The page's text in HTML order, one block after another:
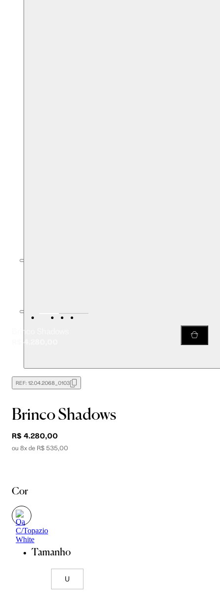
Brinco Shadows
R$ 4.280,00
REF: 12.04.2068_0103
Brinco Shadows
R$ 4.280,00
ou 8x de R$ 535,00
Cor
Tamanho
U